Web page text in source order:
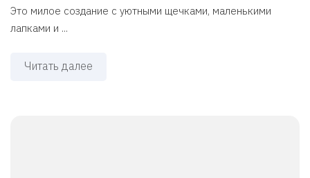
Это милое создание с уютными щечками, маленькими
лапками и ...
Читать далее